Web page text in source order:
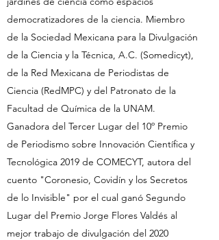
democratizadores de la ciencia. Miembro
de la Sociedad Mexicana para la Divulgación
de la Ciencia y la Técnica, A.C. (Somedicyt),
de la Red Mexicana de Periodistas de
Ciencia (RedMPC) y del Patronato de la
Facultad de Química de la UNAM.
Ganadora del Tercer Lugar del 10º Premio
de Periodismo sobre Innovación Científica y
Tecnológica 2019 de COMECYT, autora del
cuento "Coronesio, Covidín y los Secretos
de lo Invisible" por el cual ganó Segundo
Lugar del Premio Jorge Flores Valdés al
mejor trabajo de divulgación del 2020